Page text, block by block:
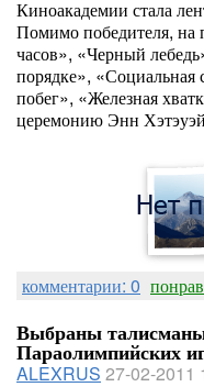
Киноакадемии стала
Помимо победителя,
часов», «Черный
порядке»,
побег», «Железная
церемонию Энн
комментарии: 0
Выбраны
Параолимпийских
ALEXRUS 27-02-2011